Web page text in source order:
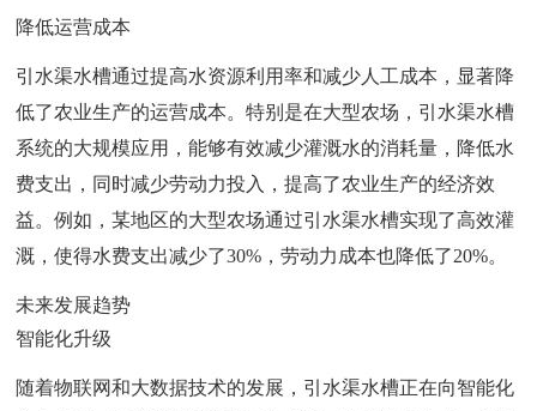
降低运营成本
引水渠水槽通过提高水资源利用率和减少人工成本，显著降
低了农业生产的运营成本。特别是在大型农场，引水渠水槽
系统的大规模应用，能够有效减少灌溉水的消耗量，降低水
费支出，同时减少劳动力投入，提高了农业生产的经济效
益。例如，某地区的大型农场通过引水渠水槽实现了高效灌
溉，使得水费支出减少了30%，劳动力成本也降低了20%。
未来发展趋势
智能化升级
随着物联网和大数据技术的发展，引水渠水槽正在向智能化